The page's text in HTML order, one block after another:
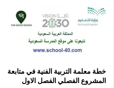
خطة معلمة التربية الفنية في متابعة
المشروع الفصلي الفصل الاول